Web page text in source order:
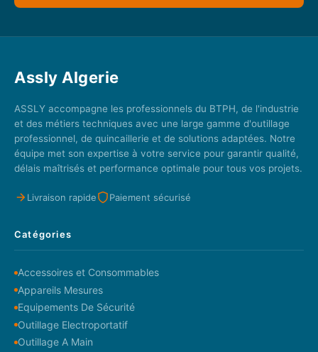
Assly Algerie
ASSLY accompagne les professionnels du BTPH, de l'industrie
et des métiers techniques avec une large gamme d'outillage
professionnel, de quincaillerie et de solutions adaptées. Notre
équipe met son expertise à votre service pour garantir qualité,
délais maîtrisés et performance optimale pour tous vos projets.
Livraison rapide Paiement sécurisé
Catégories
Accessoires et Consommables
Appareils Mesures
Equipements De Sécurité
Outillage Electroportatif
Outillage A Main